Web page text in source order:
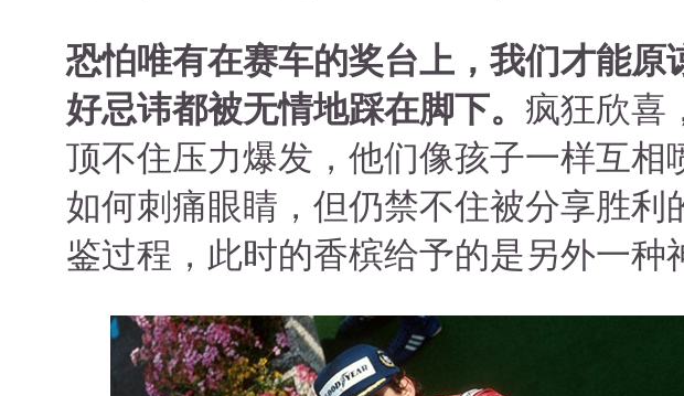
恐怕唯有在赛车的奖台上，我们才能
好忌讳都被无情地踩在脚下。 疯狂欣喜
顶不住压力爆发，他们像孩子一样互
如何刺痛眼睛，但仍禁不住被分享胜利
鉴过程，此时的香槟给予的是另外一种